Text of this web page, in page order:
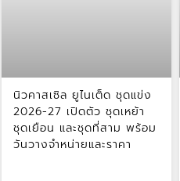
นิวคาสเซิล ยูไนเต็ด ชุดแข่ง
2026-27 เปิดตัว ชุดเหย้า
ชุดเยือน และชุดที่สาม พร้อม
วันวางจำหน่ายและราคา